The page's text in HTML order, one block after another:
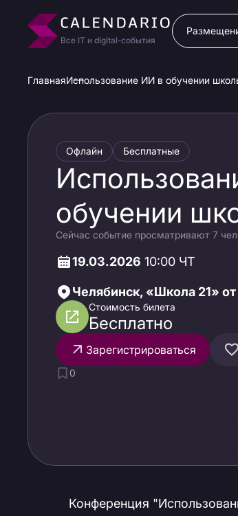
Все IT и digital-события
ГлавнаяИспользование ИИ в обучении
Офлайн Бесплатные
обучении
и студентов:
нельзя
Сейчас событие просматривают 7
19.03.2026 10:00 ЧТ
Челябинск, «Школа 21»
Стоимость билета
Бесплатно
Зарегистрироваться
0
Конференция